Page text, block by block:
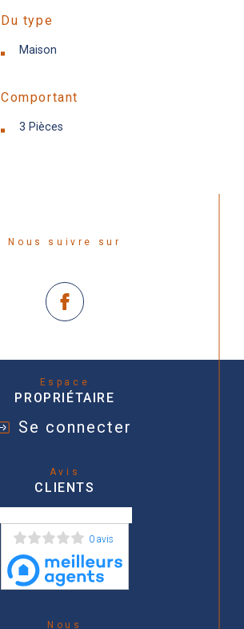
Du type
Maison
Comportant
3 Pièces
Nous suivre sur
Espace
PROPRIÉTAIRE
Se connecter
Avis
CLIENTS
0 avis
Nous